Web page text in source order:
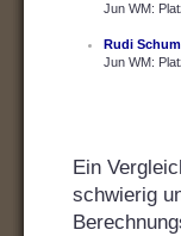
Jun WM:
Rudi
Jun WM:
Ein
schwierig